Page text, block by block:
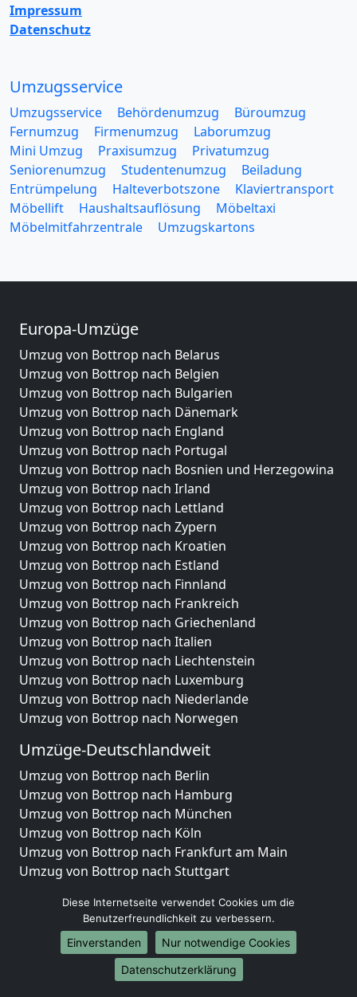
Impressum
Datenschutz
Umzugsservice
Umzugsservice Behördenumzug
Büroumzug
Fernumzug
Firmenumzug
Laborumzug
Mini Umzug
Praxisumzug
Privatumzug
Seniorenumzug
Studentenumzug
Beiladung
Entrümpelung
Halteverbotszone
Klaviertransport
Möbellift
Haushaltsauflösung
Möbeltaxi
Möbelmitfahrzentrale
Umzugskartons
Europa-Umzüge
Umzug von Bottrop nach Belarus
Umzug von Bottrop nach Belgien
Umzug von Bottrop nach Bulgarien
Umzug von Bottrop nach Dänemark
Umzug von Bottrop nach England
Umzug von Bottrop nach Portugal
Umzug von Bottrop nach Bosnien und Herzegowina
Umzug von Bottrop nach Irland
Umzug von Bottrop nach Lettland
Umzug von Bottrop nach Zypern
Umzug von Bottrop nach Kroatien
Umzug von Bottrop nach Estland
Umzug von Bottrop nach Finnland
Umzug von Bottrop nach Frankreich
Umzug von Bottrop nach Griechenland
Umzug von Bottrop nach Italien
Umzug von Bottrop nach Liechtenstein
Umzug von Bottrop nach Luxemburg
Umzug von Bottrop nach Niederlande
Umzug von Bottrop nach Norwegen
Umzüge-Deutschlandweit
Umzug von Bottrop nach Berlin
Umzug von Bottrop nach Hamburg
Umzug von Bottrop nach München
Umzug von Bottrop nach Köln
Umzug von Bottrop nach Frankfurt am Main
Umzug von Bottrop nach Stuttgart
Umzug von Bottrop nach Leipzig
Umzug von Bottrop nach Dortmund
Umzug von Bottrop nach Essen
Umzug von Bottrop nach Bremen
Umzug von Bottrop nach Dresden
Diese Internetseite verwendet Cookies um die
Benutzerfreundlichkeit zu verbessern.
Einverstanden
Nur notwendige Cookies
Datenschutzerklärung